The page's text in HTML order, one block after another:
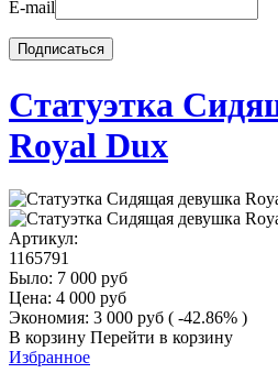
E-mail
Статуэтка
Royal Dux
Артикул:
1165791
Было: 7 000 руб
Цена: 4 000 руб
Экономия: 3 000 руб ( -42.86% )
В корзину Перейти в корзину
Избранное